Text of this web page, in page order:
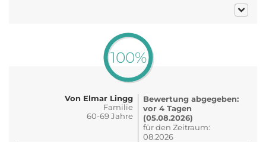
100%
Von Elmar Lingg
Familie
60-69 Jahre
Bewertung abgegeben:
vor 4 Tagen
(05.08.2026)
für den Zeitraum:
08.2026